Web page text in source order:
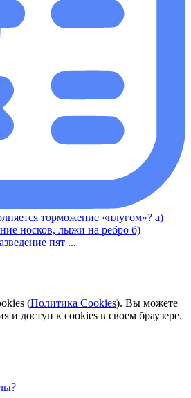
торможение «плугом»? а)
носков, лыжи на ребро б)
пят ...
(Политика Cookies). Вы можете
и доступ к cookies в своем браузере.